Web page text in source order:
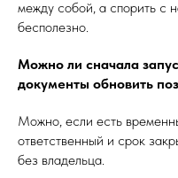
между собой, а спорить с
бесполезно.
Можно ли сначала
документы обновить
Можно, если есть
ответственный и срок
без владельца.